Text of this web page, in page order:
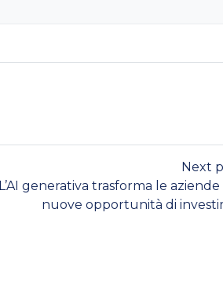
Next
L’AI generativa trasforma le aziende
nuove opportunità di